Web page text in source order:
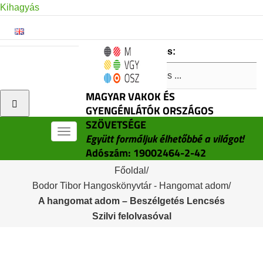
Kihagyás
MAGYAR VAKOK ÉS
GYENGÉNLÁTÓK ORSZÁGOS
SZÖVETSÉGE
Együtt formáljuk élhetőbbé a világot!
Adószám: 19002464-2-42
Keresés:
Menü
Főoldal /
Bodor Tibor Hangoskönyvtár - Hangomat adom/
A hangomat adom – Beszélgetés Lencsés
Szilvi felolvasóval